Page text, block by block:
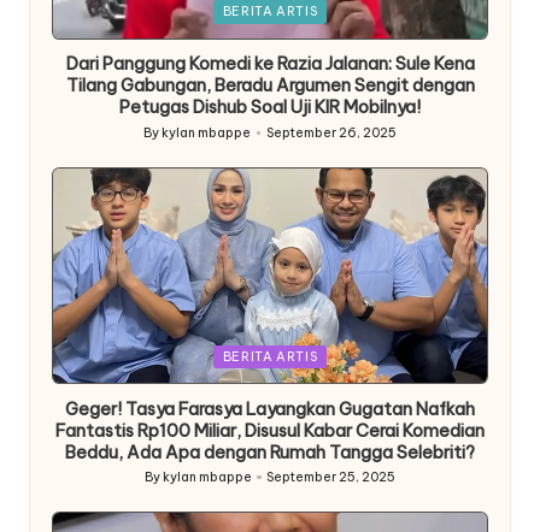
Posted
in
BERITA ARTIS
Dari Panggung Komedi ke Razia Jalanan: Sule Kena
Tilang Gabungan, Beradu Argumen Sengit dengan
Petugas Dishub Soal Uji KIR Mobilnya!
Posted
By kylan mbappe September 26, 2025
Posted
in
BERITA ARTIS
Geger! Tasya Farasya Layangkan Gugatan Nafkah
Fantastis Rp100 Miliar, Disusul Kabar Cerai Komedian
Beddu, Ada Apa dengan Rumah Tangga Selebriti?
Posted
by
By kylan mbappe September 25, 2025